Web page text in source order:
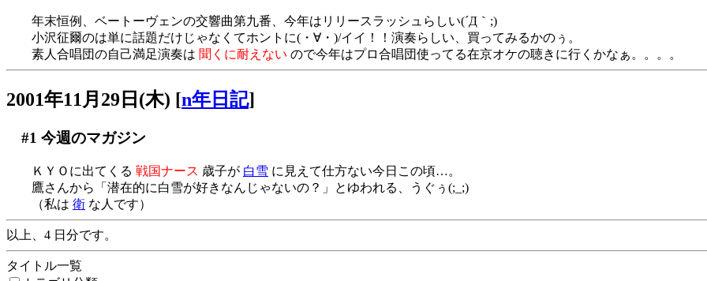
年末恒例、ベートーヴェンの交響曲第九番、今年はリリースラッシュらしい(´Д｀;)
小沢征爾のは単に話題だけじゃなくてホントに(・∀・)/イイ！！演奏らしい、買ってみるかのぅ。
素人合唱団の自己満足演奏は 聞くに耐えない ので今年はプロ合唱団使ってる在京オケの聴きに行くかなぁ。。。。
2001年11月29日(木) [n年日記]
#1 今週のマガジン
ＫＹＯに出てくる 戦国ナース 歳子が 白雪 に見えて仕方ない今日この頃…。
鷹さんから「潜在的に白雪が好きなんじゃないの？」とゆわれる、うぐぅ(;_;)
（私は 衛 な人です）
以上、4 日分です。
タイトル一覧